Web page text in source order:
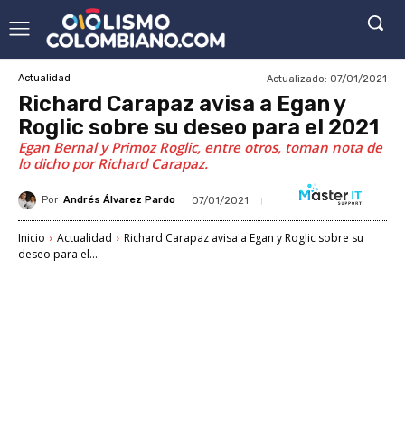
Actualidad Actualizado: 07/01/2021
Richard Carapaz avisa a Egan y
Roglic sobre su deseo para el 2021
Egan Bernal y Primoz Roglic, entre otros, toman nota de
lo dicho por Richard Carapaz.
Por Andrés Álvarez Pardo 07/01/2021
Inicio Actualidad
Richard Carapaz avisa a Egan y Roglic sobre su
deseo para el...